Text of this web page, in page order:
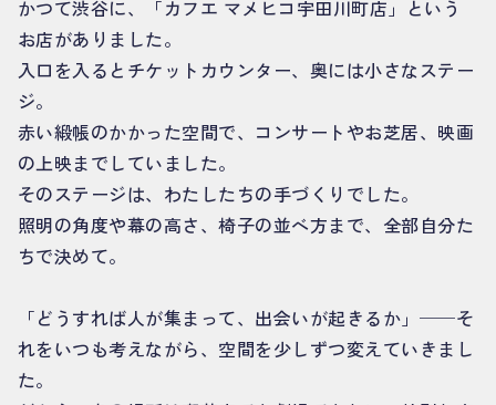
かつて渋谷に、「カフエ マメヒコ宇田川町店」という
お店がありました。
入口を入るとチケットカウンター、奥には小さなステー
ジ。
赤い緞帳のかかった空間で、コンサートやお芝居、映画
の上映までしていました。
そのステージは、わたしたちの手づくりでした。
照明の角度や幕の高さ、椅子の並べ方まで、全部自分た
ちで決めて。
「どうすれば人が集まって、出会いが起きるか」──そ
れをいつも考えながら、空間を少しずつ変えていきまし
た。